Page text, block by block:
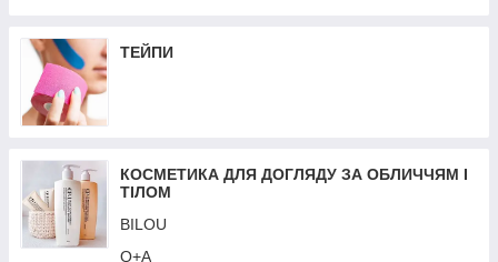
SCULPTOR
Обладнання для дезінфекції та стерилізації
Стартові набори
ТЕЙПИ
КОСМЕТИКА ДЛЯ ДОГЛЯДУ ЗА ОБЛИЧЧЯМ І
ТІЛОМ
BILOU
Q+A